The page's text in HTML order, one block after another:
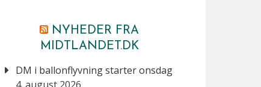
NYHEDER FRA
MIDTLANDET.DK
DM i ballonflyvning starter onsdag